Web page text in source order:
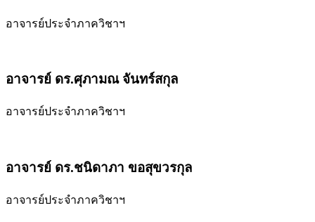
อาจารย์ประจำภาควิชาฯ
อาจารย์ ดร.ศุภามณ จันทร์สกุล
อาจารย์ประจำภาควิชาฯ
อาจารย์ ดร.ชนิดาภา ขอสุขวรกุล
อาจารย์ประจำภาควิชาฯ